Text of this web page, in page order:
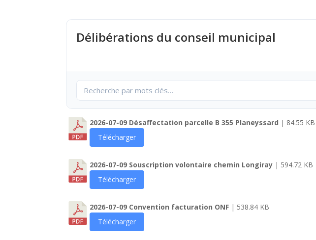
Délibérations du conseil municipal
2026-07-09 Désaffectation parcelle B 355 Planeyssard | 84.55 KB
Télécharger
2026-07-09 Souscription volontaire chemin Longiray | 594.72 KB
Télécharger
2026-07-09 Convention facturation ONF | 538.84 KB
Télécharger